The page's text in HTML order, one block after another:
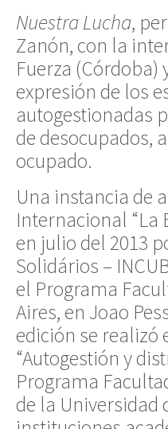
Nuestra Lucha,
Zanón, con la
Fuerza (Córdoba)
expresión de los
autogestionadas
de desocupados,
ocupado.
Una instancia de
Internacional “La
en julio del 2013
Solidários –
el Programa
Aires, en Joao
edición se realizó
“Autogestión y
Programa
de la Universidad